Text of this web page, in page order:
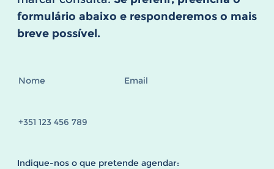
formulário abaixo e responderemos o mais
breve possível.
Indique-nos o que pretende agendar: